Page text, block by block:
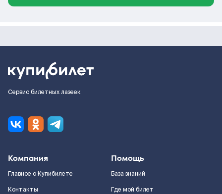
Сервис билетных лазеек
Компания
Главное о Купибилете
Контакты
Помощь
База знаний
Где мой билет